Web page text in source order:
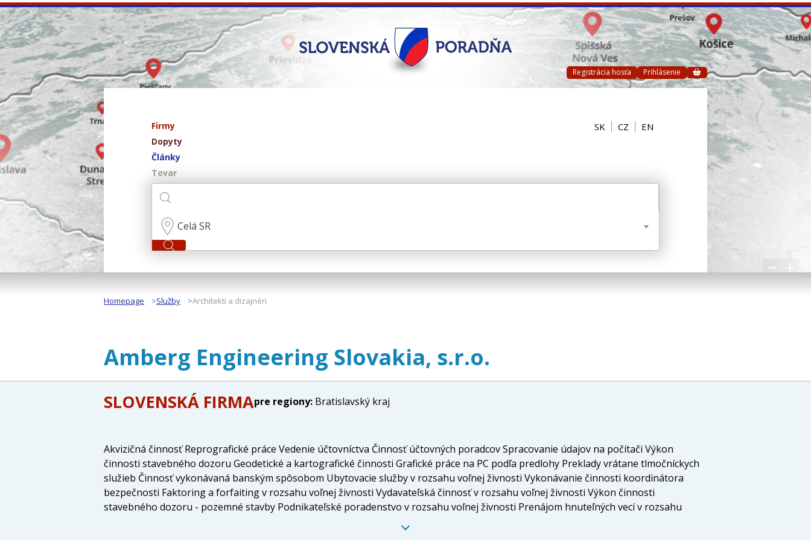
Registrácia hosťa Prihlásenie
Firmy
Dopyty
Články
Tovar
SK CZ EN
Celá SR
Homepage Služby Architekti a dizajnéri
Amberg Engineering Slovakia, s.r.o.
SLOVENSKÁ FIRMApre regiony: Bratislavský kraj
Akvizičná činnosť Reprografické práce Vedenie účtovníctva Činnosť účtovných poradcov Spracovanie údajov na počítači Výkon
činnosti stavebného dozoru Geodetické a kartografické činnosti Grafické práce na PC podľa predlohy Preklady vrátane tlmočníckych
služieb Činnosť vykonávaná banským spôsobom Ubytovacie služby v rozsahu voľnej živnosti Vykonávanie činnosti koordinátora
bezpečnosti Faktoring a forfaiting v rozsahu voľnej živnosti Vydavateľská činnosť v rozsahu voľnej živnosti Výkon činnosti
stavebného dozoru - pozemné stavby Podnikateľské poradenstvo v rozsahu voľnej živnosti Prenájom hnuteľných vecí v rozsahu